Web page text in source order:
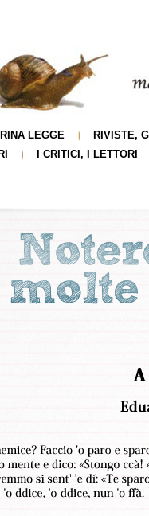
LEGGE
RIVISTE,
I CRITICI, I LETTORI